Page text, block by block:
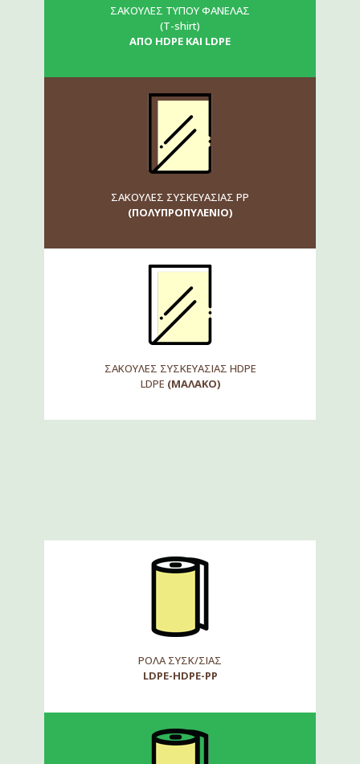
ΣΑΚΟΥΛΕΣ ΤΥΠΟΥ ΦΑΝΕΛΑΣ
(Τ-shirt)
ΑΠΟ HDPE ΚΑΙ LDPE
ΣΑΚΟΥΛΕΣ ΣΥΣΚΕΥΑΣΙΑΣ ΡΡ
(ΠΟΛΥΠΡΟΠΥΛΕΝΙΟ)
ΣΑΚΟΥΛΕΣ ΣΥΣΚΕΥΑΣΙΑΣ HDPE
LDPE (ΜΑΛΑΚΟ)
ΡΟΛΑ ΣΥΣΚ/ΣΙΑΣ
LDPE-HDPE-PP